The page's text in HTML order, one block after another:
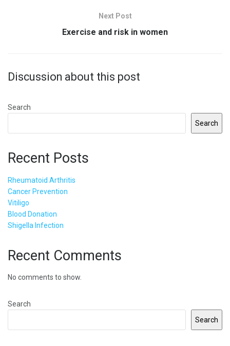
Next Post
Exercise and risk in women
Discussion about this post
Search
Search
Recent Posts
Rheumatoid Arthritis
Cancer Prevention
Vitiligo
Blood Donation
Shigella Infection
Recent Comments
No comments to show.
Search
Search